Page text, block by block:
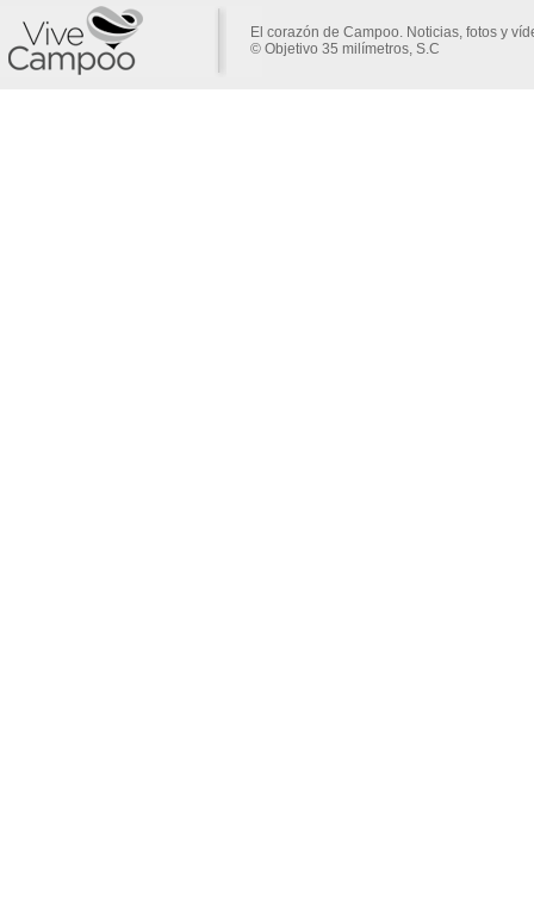
El corazón de Campoo. Noticias, fotos y
© Objetivo 35 milímetros, S.C